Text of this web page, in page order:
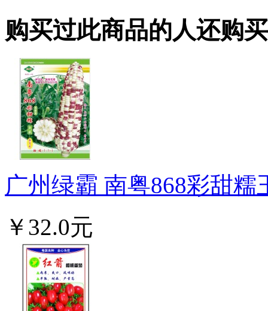
购买过此商品的人还购
广州绿霸 南粤868彩甜
￥32.0元